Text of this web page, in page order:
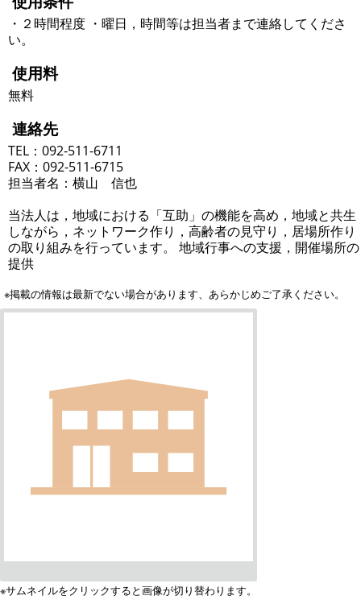
・２時間程度 ・曜日，時間等は担当者まで連絡してくださ
い。
使用料
無料
連絡先
TEL：092-511-6711
FAX：092-511-6715
担当者名：横山 信也
当法人は，地域における「互助」の機能を高め，地域と共生
しながら，ネットワーク作り，高齢者の見守り，居場所作り
の取り組みを行っています。 地域行事への支援，開催場所の
提供
※掲載の情報は最新でない場合があります、あらかじめご了承ください。
※サムネイルをクリックすると画像が切り替わります。